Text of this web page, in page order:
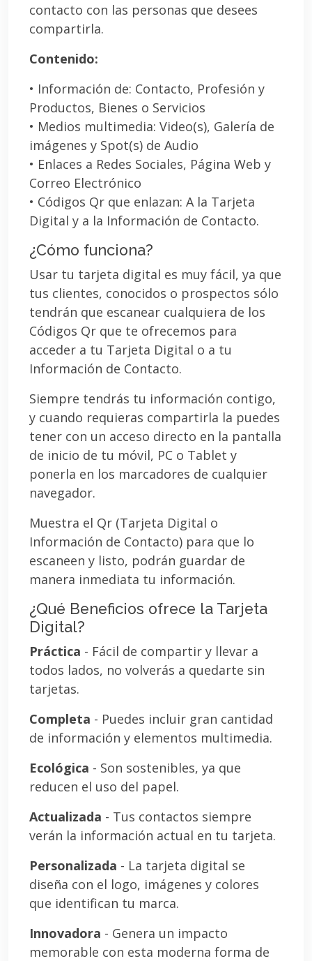
contacto con las personas que desees
compartirla.
Contenido:
• Información de: Contacto, Profesión y
Productos, Bienes o Servicios
• Medios multimedia: Video(s), Galería de
imágenes y Spot(s) de Audio
• Enlaces a Redes Sociales, Página Web y
Correo Electrónico
• Códigos Qr que enlazan: A la Tarjeta
Digital y a la Información de Contacto.
¿Cómo funciona?
Usar tu tarjeta digital es muy fácil, ya que
tus clientes, conocidos o prospectos sólo
tendrán que escanear cualquiera de los
Códigos Qr que te ofrecemos para
acceder a tu Tarjeta Digital o a tu
Información de Contacto.
Siempre tendrás tu información contigo,
y cuando requieras compartirla la puedes
tener con un acceso directo en la pantalla
de inicio de tu móvil, PC o Tablet y
ponerla en los marcadores de cualquier
navegador.
Muestra el Qr (Tarjeta Digital o
Información de Contacto) para que lo
escaneen y listo, podrán guardar de
manera inmediata tu información.
¿Qué Beneficios ofrece la Tarjeta
Digital?
Práctica - Fácil de compartir y llevar a
todos lados, no volverás a quedarte sin
tarjetas.
Completa - Puedes incluir gran cantidad
de información y elementos multimedia.
Ecológica - Son sostenibles, ya que
reducen el uso del papel.
Actualizada - Tus contactos siempre
verán la información actual en tu tarjeta.
Personalizada - La tarjeta digital se
diseña con el logo, imágenes y colores
que identifican tu marca.
Innovadora - Genera un impacto
memorable con esta moderna forma de